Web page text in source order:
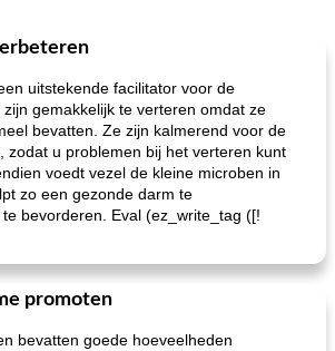
uitstekende facilitator voor de
gemakkelijk te verteren omdat ze
bevatten. Ze zijn kalmerend voor de
zodat u problemen bij het verteren kunt
voedt vezel de kleine microben in
zo een gezonde darm te
bevorderen. Eval (ez_write_tag ([!
promoten
bevatten goede hoeveelheden